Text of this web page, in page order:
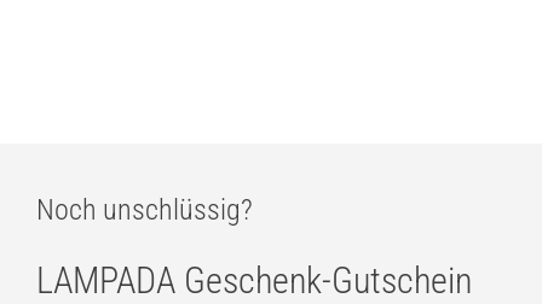
Noch unschlüssig?
LAMPADA Geschenk-Gutschein